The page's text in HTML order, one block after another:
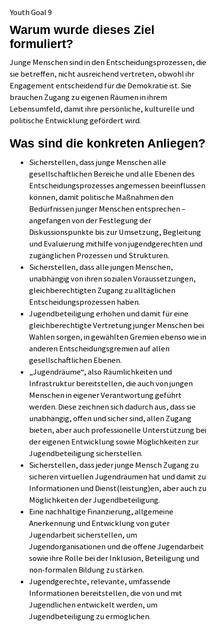
Youth Goal 9
Warum wurde dieses Ziel
formuliert?
Junge Menschen sind in den Entschei­dungsprozessen, die
sie betreffen, nicht ausreichend vertreten, obwohl ihr
Engagement entscheidend für die Demokratie ist. Sie
brauchen Zugang zu eigenen Räumen in ihrem
Lebensumfeld, damit ihre persönliche, kulturelle und
politische Entwicklung gefördert wird.
Was sind die konkreten Anliegen?
Sicherstellen, dass junge Menschen alle
gesellschaftlichen Bereiche und alle Ebenen des
Entscheidungsprozesses angemessen beeinflussen
können, damit politische Maßnahmen den
Bedürfnissen junger Menschen entsprechen –
angefangen von der Festlegung der
Diskussionspunkte bis zur Umsetzung, Begleitung
und Evaluierung mithilfe von jugendgerechten und
zugänglichen Prozessen und Strukturen.
Sicherstellen, dass alle jungen Menschen,
unabhängig von ihren sozialen Voraussetzungen,
gleichberechtigten Zugang zu alltäglichen
Entscheidungsprozessen haben.
Jugendbeteiligung erhöhen und damit für eine
gleichberechtigte Vertretung junger Menschen bei
Wahlen sorgen, in gewählten Gremien ebenso wie in
anderen Entscheidungsgremien auf allen
gesellschaftlichen Ebenen.
„Jugendräume“, also Räumlichkeiten und
Infrastruktur bereitstellen, die auch von jungen
Menschen in eigener Verantwortung geführt
werden. Diese zeichnen sich dadurch aus, dass sie
unabhängig, offen und sicher sind, allen Zugang
bieten, aber auch professionelle Unterstützung bei
der eigenen Entwicklung sowie Möglichkeiten zur
Jugendbeteiligung sicherstellen.
Sicherstellen, dass jeder junge Mensch Zugang zu
sicheren virtuellen Jugendräumen hat und damit zu
Informationen und Dienst(leistung)en, aber auch zu
Möglichkeiten der Jugendbeteiligung.
Eine nachhaltige Finanzierung, allgemeine
Anerkennung und Entwicklung von guter
Jugendarbeit sicherstellen, um
Jugendorganisationen und die offene Jugendarbeit
sowie ihre Rolle bei der Inklusion, Beteiligung und
non-formalen Bildung zu stärken.
Jugendgerechte, relevante, umfassende
Informationen bereitstellen, die von und mit
Jugendlichen entwickelt werden, um
Jugendbeteiligung zu ermöglichen.